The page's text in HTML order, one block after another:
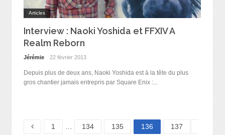
Articles
Interview : Naoki Yoshida et FFXIV A
Realm Reborn
Jérémie 22 février 2013
Depuis plus de deux ans, Naoki Yoshida est à la tête du plus
gros chantier jamais entrepris par Square Enix :...
Page
1 Page
134 Page
135 Page
136 Page
137 Page